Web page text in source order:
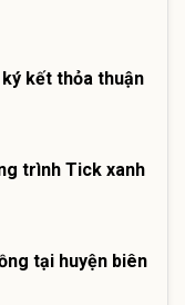
ký kết thỏa thuận
trình Tick xanh
tại huyện biên